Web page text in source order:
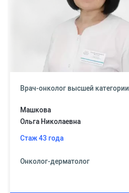
Врач-онколог высшей категории
Машкова
Ольга Николаевна
Стаж 43 года
Онколог-дерматолог